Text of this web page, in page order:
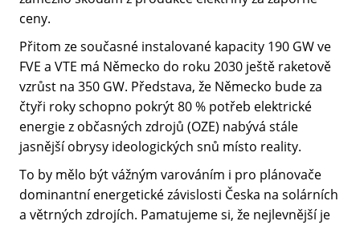
ceny.
Přitom ze současné instalované kapacity 190 GW ve
FVE a VTE má Německo do roku 2030 ještě raketově
vzrůst na 350 GW. Představa, že Německo bude za
čtyři roky schopno pokrýt 80 % potřeb elektrické
energie z občasných zdrojů (OZE) nabývá stále
jasnější obrysy ideologických snů místo reality.
To by mělo být vážným varováním i pro plánovače
dominantní energetické závislosti Česka na solárních
a větrných zdrojích. Pamatujeme si, že nejlevnější je